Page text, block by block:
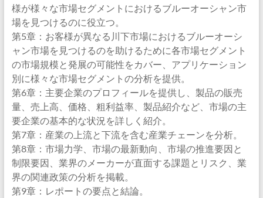
様が様々な市場セグメントにおけるブルーオーシャン市
場を見つけるのに役立つ。
第5章：お客様が異なる川下市場におけるブルーオーシ
ャン市場を見つけるのを助けるために各市場セグメント
の市場規模と発展の可能性をカバー、アプリケーション
別に様々な市場セグメントの分析を提供。
第6章：主要企業のプロフィールを提供し、製品の販売
量、売上高、価格、粗利益率、製品紹介など、市場の主
要企業の基本的な状況を詳しく紹介。
第7章：産業の上流と下流を含む産業チェーンを分析。
第8章：市場力学、市場の最新動向、市場の推進要因と
制限要因、業界のメーカーが直面する課題とリスク、業
界の関連政策の分析を掲載。
第9章：レポートの要点と結論。